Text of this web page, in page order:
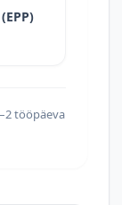
tööpäeva